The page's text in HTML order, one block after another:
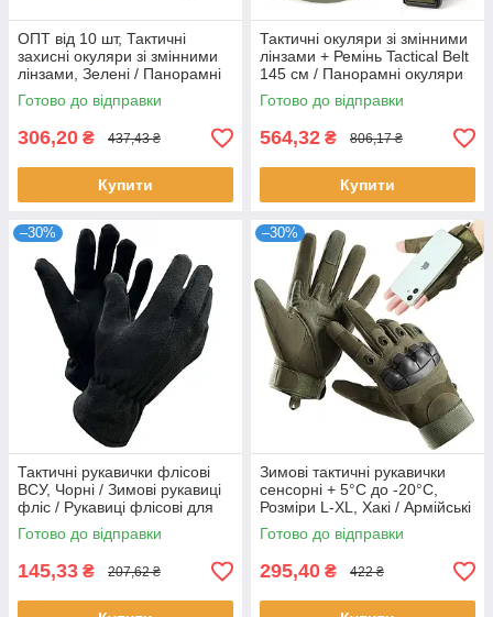
ОПТ від 10 шт, Тактичні
захисні окуляри зі змінними
лінзами, Зелені / Панорамні
балістичні окуляри для ЗСУ
Готово до відправки
306,20 ₴ 437,43 ₴
Купити
Тактичні окуляри зі змінними
лінзами + Ремінь Tactical Belt
145 см / Панорамні окуляри
для ЗСУ
Готово до відправки
564,32 ₴ 806,17 ₴
Купити
–30%
Тактичні рукавички флісові
ВСУ, Чорні / Зимові рукавиці
фліс / Рукавиці флісові для
військових
Готово до відправки
145,33 ₴ 207,62 ₴
–30%
Зимові тактичні рукавички
сенсорні + 5°C до -20°C,
Розміри L-XL, Хакі / Армійські
рукавички штурмові
Готово до відправки
295,40 ₴ 422 ₴